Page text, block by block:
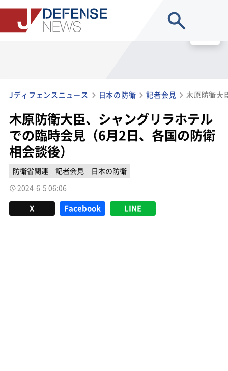
Jディフェンスニュース 日本の防衛 記者会見
木原防衛大臣、シャングリラホテル
での臨時会見（6月2日、各国の防衛
相会談後）
防衛省関連 記者会見
日本の防衛
2024-6-5 06:06
X Facebook LINE